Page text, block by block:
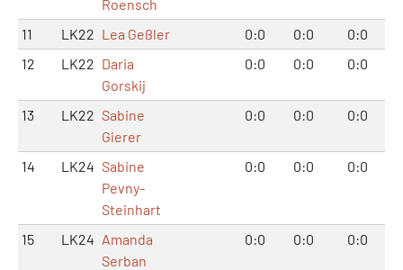
Roensch
11 LK22 Lea Geßler 0:0 0:0
0:0
12
LK22 Daria
Gorskij
0:0 0:0 0:0
13 LK22 Sabine
Gierer
0:0 0:0 0:0
14 LK24 Sabine
Pevny-
Steinhart
0:0 0:0 0:0
15 LK24 Amanda
Serban
0:0 0:0 0:0